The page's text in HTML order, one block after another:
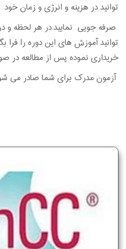
توانید در هزینه و انرژی و زمان خود
صرفه جویی نمایید.در هر لحظه و
توانید آموزش های این دوره را فرا
خریداری نموده پس از مطالعه در
آزمون مدرک برای شما صادر می